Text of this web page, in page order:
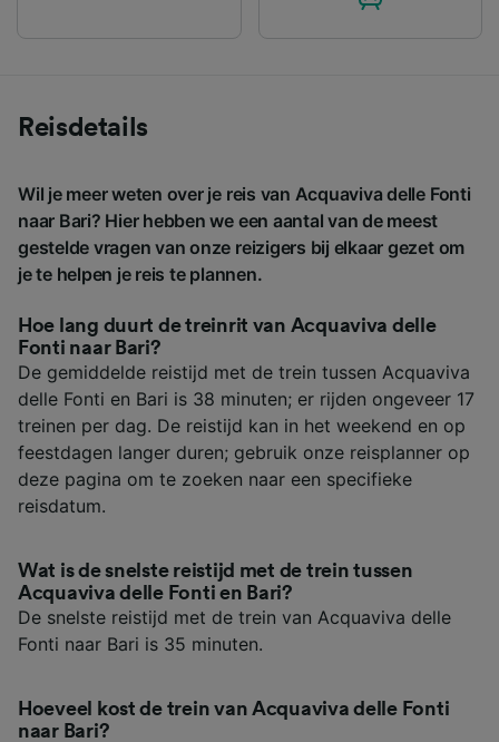
Reisdetails
Wil je meer weten over je reis van Acquaviva delle Fonti
naar Bari? Hier hebben we een aantal van de meest
gestelde vragen van onze reizigers bij elkaar gezet om
je te helpen je reis te plannen.
Hoe lang duurt de treinrit van Acquaviva delle
Fonti naar Bari?
De gemiddelde reistijd met de trein tussen Acquaviva
delle Fonti en Bari is 38 minuten; er rijden ongeveer 17
treinen per dag. De reistijd kan in het weekend en op
feestdagen langer duren; gebruik onze reisplanner op
deze pagina om te zoeken naar een specifieke
reisdatum.
Wat is de snelste reistijd met de trein tussen
Acquaviva delle Fonti en Bari?
De snelste reistijd met de trein van Acquaviva delle
Fonti naar Bari is 35 minuten.
Hoeveel kost de trein van Acquaviva delle Fonti
naar Bari?